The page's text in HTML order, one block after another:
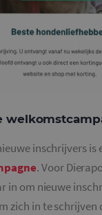
inschrijvers is
. Voor
in om nieuwe
zich in te schrijven